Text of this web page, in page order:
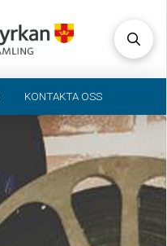
KONTAKTA OSS